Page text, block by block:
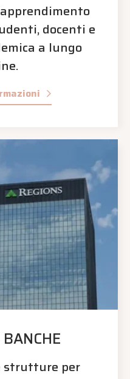
docenti e
a lungo
strutture per